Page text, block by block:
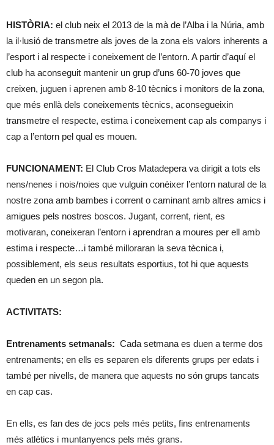
HISTÒRIA: el club neix el 2013 de la mà de l’Alba i la Núria, amb
la il·lusió de transmetre als joves de la zona els valors inherents a
l’esport i al respecte i coneixement de l’entorn. A partir d’aquí el
club ha aconseguit mantenir un grup d’uns 60-70 joves que
creixen, juguen i aprenen amb 8-10 tècnics i monitors de la zona,
que més enllà dels coneixements tècnics, aconsegueixin
transmetre el respecte, estima i coneixement cap als companys i
cap a l’entorn pel qual es mouen.
FUNCIONAMENT: El Club Cros Matadepera va dirigit a tots els
nens/nenes i nois/noies que vulguin conèixer l’entorn natural de la
nostre zona amb bambes i corrent o caminant amb altres amics i
amigues pels nostres boscos. Jugant, corrent, rient, es
motivaran, coneixeran l’entorn i aprendran a moures per ell amb
estima i respecte…i també milloraran la seva tècnica i,
possiblement, els seus resultats esportius, tot hi que aquests
queden en un segon pla.
ACTIVITATS:
Entrenaments setmanals: Cada setmana es duen a terme dos
entrenaments; en ells es separen els diferents grups per edats i
també per nivells, de manera que aquests no són grups tancats
en cap cas.
En ells, es fan des de jocs pels més petits, fins entrenaments
més atlètics i muntanyencs pels més grans.